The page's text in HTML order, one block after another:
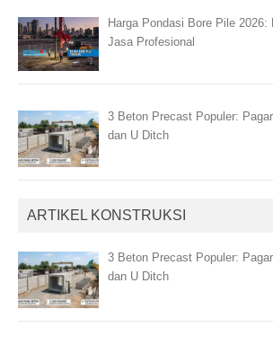
Harga Pondasi Bore Pile 2026:
Jasa Profesional
3 Beton Precast Populer:
dan U Ditch
ARTIKEL KONSTRUKSI
3 Beton Precast Populer:
dan U Ditch